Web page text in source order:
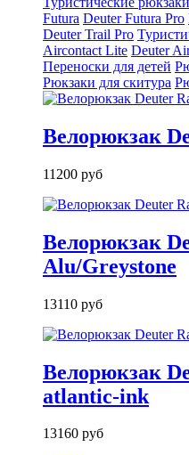
Futura Deuter Futura Pro
Deuter Trail Pro
Aircontact Lite Deuter
Переноски для детей
Рюкзаки для скитура
Велорюкзак
11200 руб
Велорюкзак
Alu/Greystone
13110 руб
Велорюкзак
atlantic-ink
13160 руб